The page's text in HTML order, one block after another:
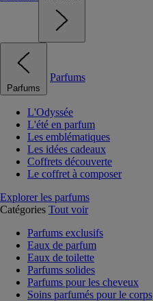
Parfums
Parfums
L'Odyssée
L'été en parfum
Les emblématiques
Les idées cadeaux
Coffrets découverte
Le coffret à composer
Explorer les parfums
Catégories Tout voir
Parfums exclusifs
Eaux de parfum
Eaux de toilette
Parfums solides
Parfums pour les cheveux
Soins parfumés pour le corps